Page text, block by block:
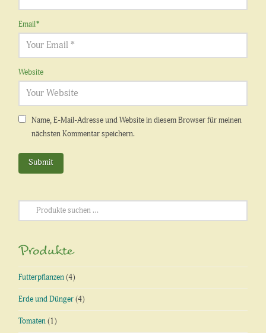
Email*
Website
Name, E-Mail-Adresse und Website in diesem Browser für meinen
nächsten Kommentar speichern.
Suchen
nach:
Produkte
Futterpflanzen (4)
Erde und Dünger (4)
Tomaten (1)